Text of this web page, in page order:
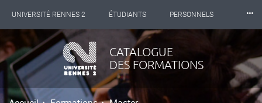
UNIVERSITÉ RENNES 2 ÉTUDIANTS PERSONNELS
INTERNATIONAL PROFESSIONNELS
LES NOUVELLES DE RENNES 2
⸱⸱⸱
CATALOGUE
DES FORMATIONS